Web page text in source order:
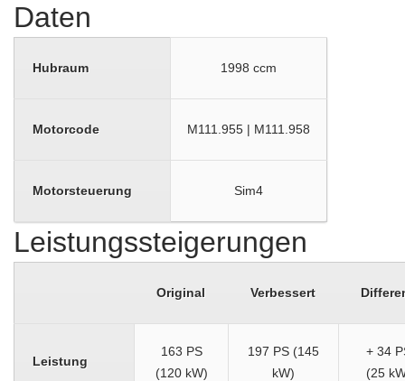
Daten
Hubraum 1998 ccm
Motorcode M111.955 | M111.958
Motorsteuerung Sim4
Leistungssteigerungen
Original Verbessert
Leistung
163 PS
(120 kW)
197 PS (145
kW)
+ 34
(25